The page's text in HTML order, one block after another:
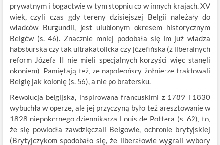
prywatnym i bogactwie w tym stopniu co w innych krajach. XV
wiek, czyli czas gdy tereny dzisiejszej Belgii należały do
władców Burgundii, jest ulubionym okresem historycznym
Belgów (s. 46). Znacznie mniej podobała się im już władza
habsburska czy tak ultrakatolicka czy józefińska (z liberalnych
reform Józefa II nie mieli specjalnych korzyści więc stanęli
okoniem). Pamiętają też, ze napoleońscy żołnierze traktowali
Belgię jak kolonię (s. 56), a nie po bratersku.
Rewolucja belgijska, inspirowana francuskimi z 1789 i 1830
wybuchła w operze, ale jej przyczyną było też aresztowanie w
1828 niepokornego dziennikarza Louis de Pottera (s. 62), to,
że się powiodła zawdzięczali Belgowie, ochronie brytyjskiej
(Brytyjczykom spodobało się, że liberałowie wygrali wybory